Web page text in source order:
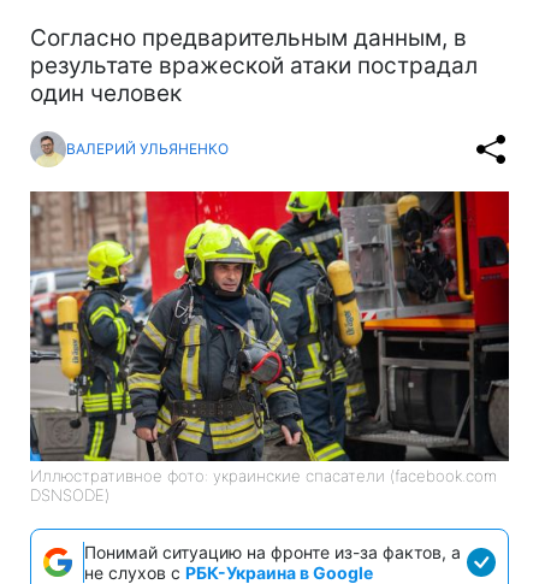
Согласно предварительным данным, в
результате вражеской атаки пострадал
один человек
ВАЛЕРИЙ УЛЬЯНЕНКО
Иллюстративное фото: украинские спасатели (facebook.com
DSNSODE)
Понимай ситуацию на фронте из-за фактов, а
не слухов с РБК-Украина в Google